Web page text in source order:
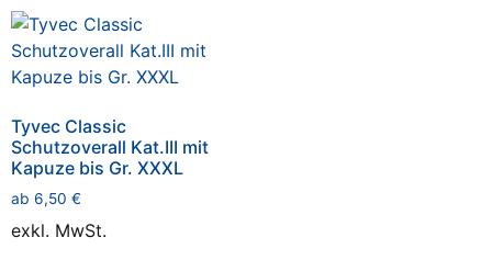
Tyvec Classic
Schutzoverall Kat.III mit
Kapuze bis Gr. XXXL
ab 6,50 €
exkl. MwSt.